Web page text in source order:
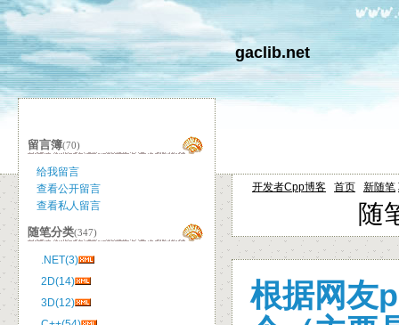
gaclib.net
开发者Cpp博客 首页 新随笔
随
根据网友
留言簿(70)
给我留言
查看公开留言
查看私人留言
随笔分类(347)
.NET(3)
2D(14)
3D(12)